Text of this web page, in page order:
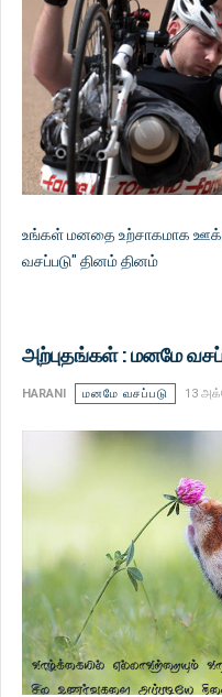
உங்கள் மனதை உற்சாகமாக
வசப்படு" தினம் தினம்
அற்புதங்கள் : மனமே
HARANI மனமே வசப்படு 13